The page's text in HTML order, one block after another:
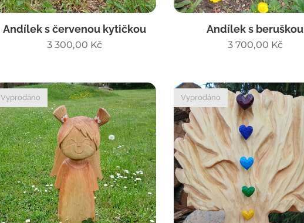
Andílek s červenou kytičkou
3 300,00 Kč
Andílek s beruškou
3 700,00 Kč
Vyprodáno Vyprodáno